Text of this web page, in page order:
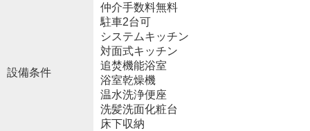
設備条件
仲介手数料無料
駐車2台可
システムキッチン
対面式キッチン
追焚機能浴室
浴室乾燥機
温水洗浄便座
洗髪洗面化粧台
床下収納